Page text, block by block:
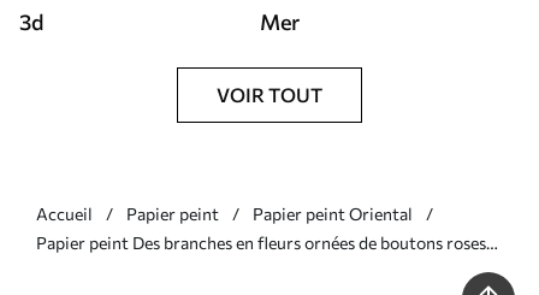
3d Mer
VOIR TOUT
Accueil Papier peint
Papier peint Oriental
Papier peint Des branches en fleurs ornées de boutons roses